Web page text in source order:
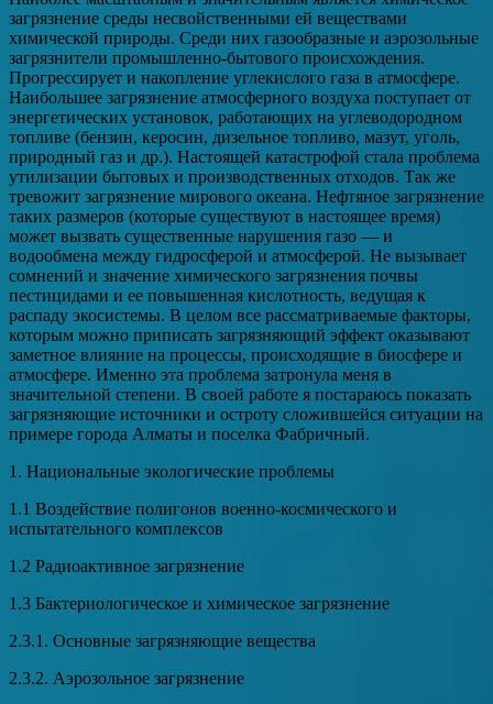
загрязнение среды несвойственными ей веществами
химической природы. Среди них газообразные и аэрозольные
загрязнители промышленно-бытового происхождения.
Прогрессирует и накопление углекислого газа в атмосфере.
Наибольшее загрязнение атмосферного воздуха поступает от
энергетических установок, работающих на углеводородном
топливе (бензин, керосин, дизельное топливо, мазут, уголь,
природный газ и др.). Настоящей катастрофой стала проблема
утилизации бытовых и производственных отходов. Так же
тревожит загрязнение мирового океана. Нефтяное загрязнение
таких размеров (которые существуют в настоящее время)
может вызвать существенные нарушения газо — и
водообмена между гидросферой и атмосферой. Не вызывает
сомнений и значение химического загрязнения почвы
пестицидами и ее повышенная кислотность, ведущая к
распаду экосистемы. В целом все рассматриваемые факторы,
которым можно приписать загрязняющий эффект оказывают
заметное влияние на процессы, происходящие в биосфере и
атмосфере. Именно эта проблема затронула меня в
значительной степени. В своей работе я постараюсь показать
загрязняющие источники и остроту сложившейся ситуации на
примере города Алматы и поселка Фабричный.
1. Национальные экологические проблемы
1.1 Воздействие полигонов военно-космического и
испытательного комплексов
1.2 Радиоактивное загрязнение
1.3 Бактериологическое и химическое загрязнение
2.3.1. Основные загрязняющие вещества
2.3.2. Аэрозольное загрязнение